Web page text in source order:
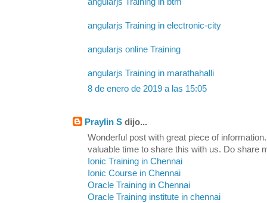
angularjs Training in btm
angularjs Training in electronic-city
angularjs online Training
angularjs Training in marathahalli
8 de enero de 2019 a las 15:05
Praylin S dijo...
Wonderful post with great piece of
valuable time to share this with us. Do share
Ionic Training in Chennai
Ionic Course in Chennai
Oracle Training in Chennai
Oracle Training institute in chennai